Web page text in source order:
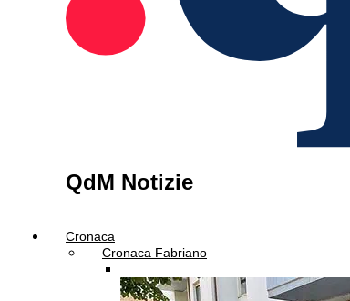
QdM Notizie
Cronaca
Cronaca Fabriano